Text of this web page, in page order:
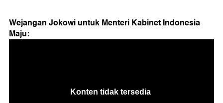
Wejangan Jokowi untuk Menteri Kabinet Indonesia
Maju: